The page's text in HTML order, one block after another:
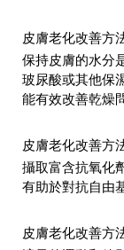
皮膚老化改善方
保持皮膚的水分
玻尿酸或其他保
能有效改善乾燥
皮膚老化改善方
攝取富含抗氧化
有助於對抗自由
皮膚老化改善方